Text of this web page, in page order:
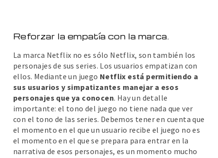
Reforzar la empatía con la marca.
La marca Netflix no es sólo Netflix, son también los
personajes de sus series. Los usuarios empatizan con
ellos. Mediante un juego Netflix está permitiendo a
sus usuarios y simpatizantes manejar a esos
personajes que ya conocen. Hay un detalle
importante: el tono del juego no tiene nada que ver
con el tono de las series. Debemos tener en cuenta que
el momento en el que un usuario recibe el juego no es
el momento en el que se prepara para entrar en la
narrativa de esos personajes, es un momento mucho